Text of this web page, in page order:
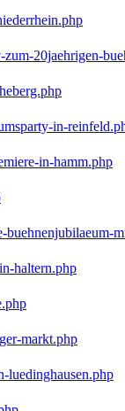
20jaehrigen-
in-
in-hamm.php
buehnenjubilaeum-
haltern.php
markt.php
luedinghausen.php